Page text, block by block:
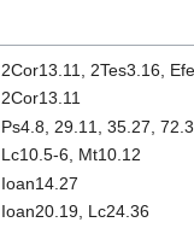
2Cor13.11, 2Tes3.16,
2Cor13.11
Ps4.8, 29.11, 35.27,
Lc10.5-6, Mt10.12
Ioan14.27
Ioan20.19, Lc24.36